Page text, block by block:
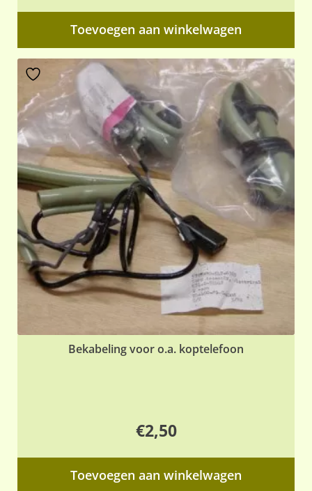
Toevoegen aan winkelwagen
Bekabeling voor o.a. koptelefoon
€2,50
Toevoegen aan winkelwagen